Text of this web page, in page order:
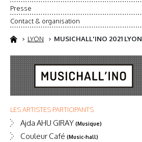
Presse
Contact & organisation
LYON MUSICHALL'INO 2021 LYON
LES ARTISTES PARTICIPANTS
Ajda AHU GIRAY (Musique)
Couleur Café (Music-hall)